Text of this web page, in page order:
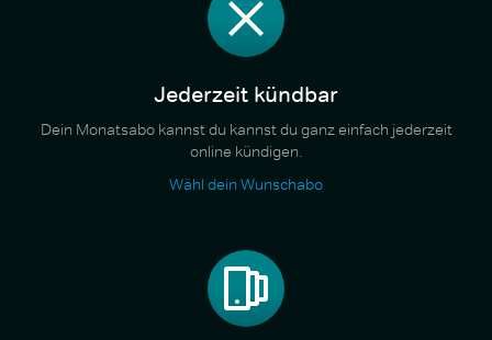
Jederzeit kündbar
Dein Monatsabo kannst du kannst du ganz einfach jederzeit
online kündigen.
Wähl dein Wunschabo